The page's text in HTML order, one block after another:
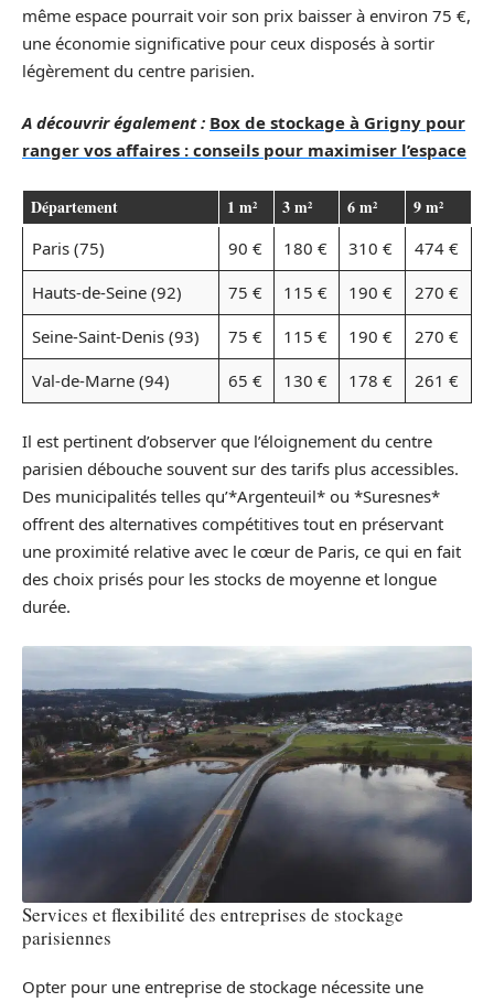
même espace pourrait voir son prix baisser à environ 75 €,
une économie significative pour ceux disposés à sortir
légèrement du centre parisien.
A découvrir également : Box de stockage à Grigny pour
ranger vos affaires : conseils pour maximiser l’espace
Département 1 m² 3 m² 6 m² 9 m²
Paris (75) 90 € 180 € 310 €
474 €
Hauts-de-Seine (92)
75 € 115 € 190 €
270 €
Seine-Saint-Denis (93)
75 € 115 € 190 €
270 €
Val-de-Marne (94)
65 € 130 € 178 € 261 €
Il est pertinent d’observer que l’éloignement du centre
parisien débouche souvent sur des tarifs plus accessibles.
Des municipalités telles qu’*Argenteuil* ou *Suresnes*
offrent des alternatives compétitives tout en préservant
une proximité relative avec le cœur de Paris, ce qui en fait
des choix prisés pour les stocks de moyenne et longue
durée.
Services et flexibilité des entreprises de stockage
parisiennes
Opter pour une entreprise de stockage nécessite une